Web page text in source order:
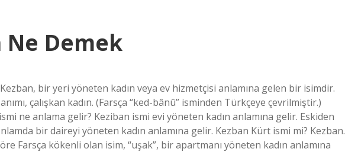
Ne Demek
bir yeri yöneten kadın veya ev hizmetçisi anlamına gelen bir isimdir.
çalışkan kadın. (Farsça “ked-bânû” isminden Türkçeye çevrilmiştir.)
ne anlama gelir? Keziban ismi evi yöneten kadın anlamına gelir. Eskiden
bir daireyi yöneten kadın anlamına gelir. Kezban Kürt ismi mi? Kezban.
Farsça kökenli olan isim, “uşak”, bir apartmanı yöneten kadın anlamına